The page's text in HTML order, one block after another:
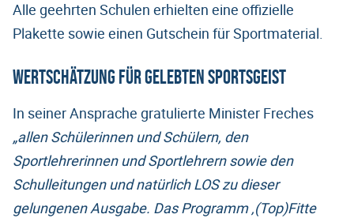
Alle geehrten Schulen erhielten eine offizielle
Plakette sowie einen Gutschein für Sportmaterial.
Wertschätzung für gelebten Sportsgeist
In seiner Ansprache gratulierte Minister Freches
„allen Schülerinnen und Schülern, den
Sportlehrerinnen und Sportlehrern sowie den
Schulleitungen und natürlich LOS zu dieser
gelungenen Ausgabe. Das Programm ‚(Top)Fitte